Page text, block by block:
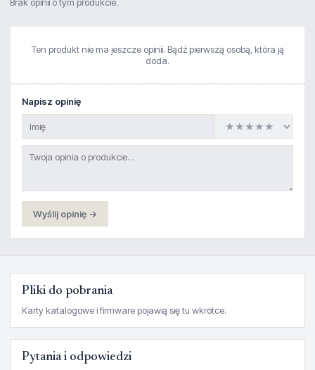
Ten produkt nie ma jeszcze opinii. Bądź pierwszą osobą, która ją
doda.
Napisz opinię
Wyślij opinię →
Pliki do pobrania
Karty katalogowe i firmware pojawią się tu wkrótce.
Pytania i odpowiedzi